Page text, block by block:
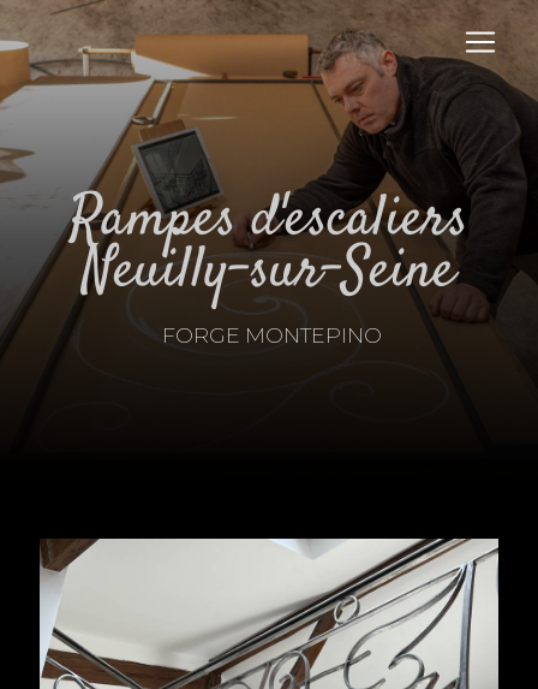
rampes d'escaliers
Neuilly-sur-Seine
FORGE MONTEPINO
Panneau de gestion des cookies